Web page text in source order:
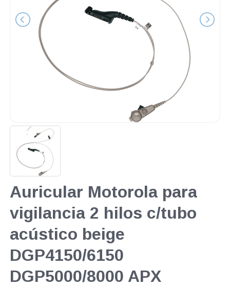
Auricular Motorola para
vigilancia 2 hilos c/tubo
acústico beige
DGP4150/6150
DGP5000/8000 APX